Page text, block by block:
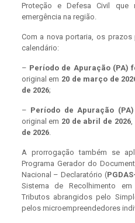
Proteção e Defesa Civil que
emergência na região.
Com a nova portaria, os
calendário:
– Período de Apuração (PA)
original em 20 de março de
de 2026;
– Período de Apuração
original em 20 de abril de 2026,
de 2026.
A prorrogação também se
Programa Gerador do
Nacional – Declaratório (
Sistema de Recolhimento
Tributos abrangidos pelo
pelos microempreendedores